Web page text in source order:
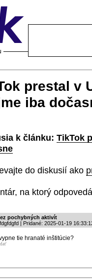
prestal v
iba
k článku: TikTok
do diskusií ako
na ktorý
pochybných aktivít
| Pridané: 2025-01-19
tie hranaté inštitúcie?